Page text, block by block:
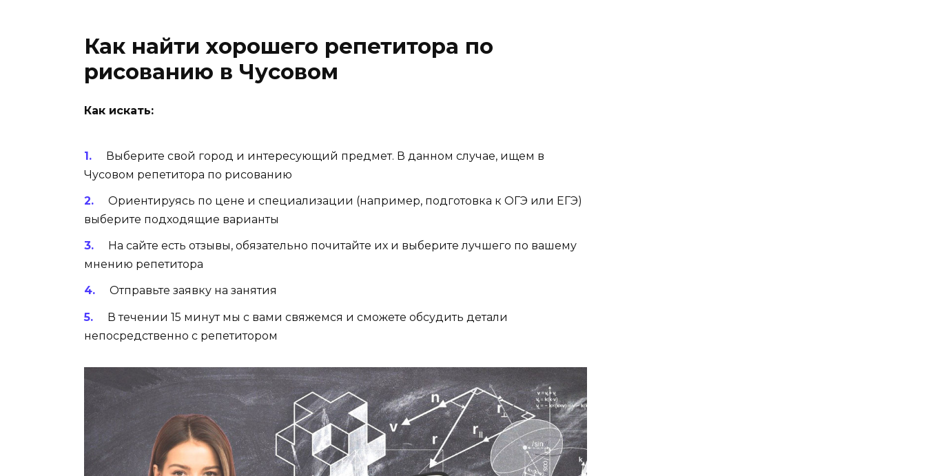
Как найти хорошего репетитора по
рисованию в Чусовом
Как искать:
Выберите свой город и интересующий предмет. В данном случае, ищем в
Чусовом репетитора по рисованию
Ориентируясь по цене и специализации (например, подготовка к ОГЭ или ЕГЭ)
выберите подходящие варианты
На сайте есть отзывы, обязательно почитайте их и выберите лучшего по вашему
мнению репетитора
Отправьте заявку на занятия
В течении 15 минут мы с вами свяжемся и сможете обсудить детали
непосредственно с репетитором